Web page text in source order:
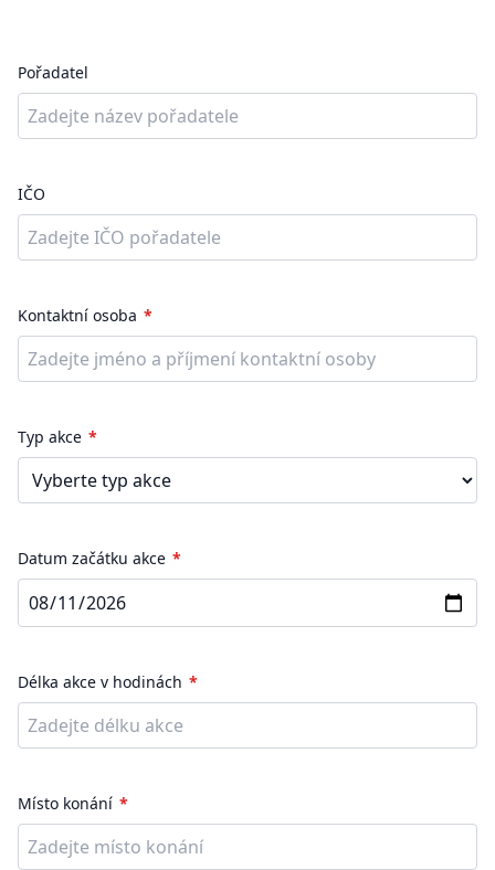
Pořadatel
IČO
Kontaktní osoba
Typ akce
Datum začátku akce
Délka akce v hodinách
Místo konání